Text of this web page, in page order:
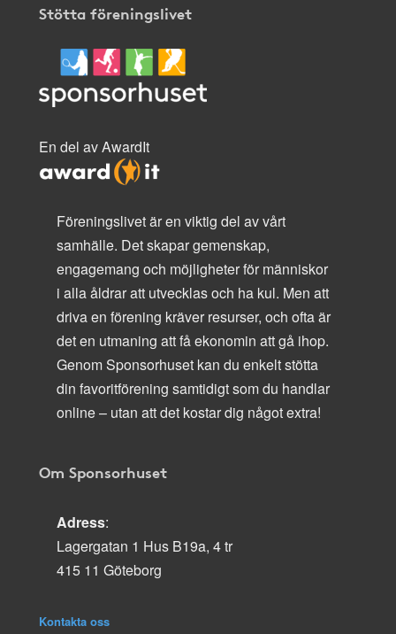
Stötta föreningslivet
En del av AwardIt
Föreningslivet är en viktig del av vårt
samhälle. Det skapar gemenskap,
engagemang och möjligheter för människor
i alla åldrar att utvecklas och ha kul. Men att
driva en förening kräver resurser, och ofta är
det en utmaning att få ekonomin att gå ihop.
Genom Sponsorhuset kan du enkelt stötta
din favoritförening samtidigt som du handlar
online – utan att det kostar dig något extra!
Om Sponsorhuset
Adress:
Lagergatan 1 Hus B19a, 4 tr
415 11 Göteborg
Kontakta oss